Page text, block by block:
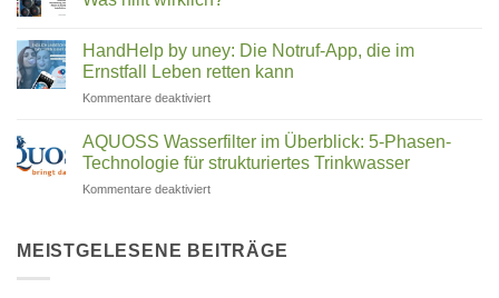
–
welcher
Cleantec:
Familienunternehmen
aus
Rosenheim
die
zu
TFA
im
Trinkwasser
filtern:
Was
hilft
HandHelp by uney: Die Notruf-App, die im
Ernstfall Leben retten kann
Kommentare deaktiviertfür
uney:
Die
Notruf-
im
AQUOSS Wasserfilter im Überblick: 5-Phasen-
Technologie für strukturiertes Trinkwasser
Kommentare deaktiviertfür
im
MEISTGELESENE BEITRÄGE